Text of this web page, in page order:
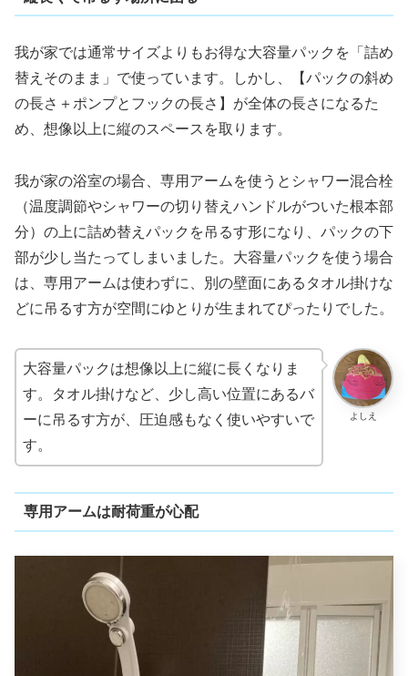
我が家では通常サイズよりもお得な大容量パックを「詰め
替えそのまま」で使っています。しかし、【パックの斜め
の長さ＋ポンプとフックの長さ】が全体の長さになるた
め、想像以上に縦のスペースを取ります。
我が家の浴室の場合、専用アームを使うとシャワー混合栓
（温度調節やシャワーの切り替えハンドルがついた根本部
分）の上に詰め替えパックを吊るす形になり、パックの下
部が少し当たってしまいました。大容量パックを使う場合
は、専用アームは使わずに、別の壁面にあるタオル掛けな
どに吊るす方が空間にゆとりが生まれてぴったりでした。
よしえ
大容量パックは想像以上に縦に長くなりま
す。タオル掛けなど、少し高い位置にあるバ
ーに吊るす方が、圧迫感もなく使いやすいで
す。
専用アームは耐荷重が心配